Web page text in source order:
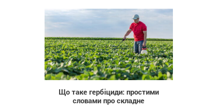
36
Що таке гербіциди: простими
словами про складне